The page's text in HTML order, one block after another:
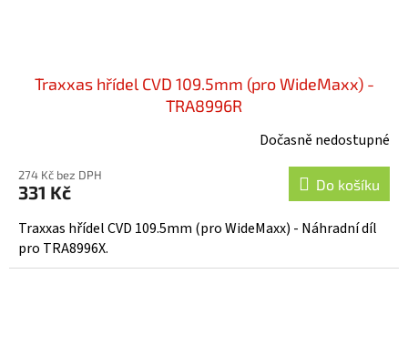
Traxxas hřídel CVD 109.5mm (pro WideMaxx) -
TRA8996R
Dočasně nedostupné
274 Kč bez DPH
331 Kč Do košíku
Traxxas hřídel CVD 109.5mm (pro WideMaxx) - Náhradní díl
pro TRA8996X.